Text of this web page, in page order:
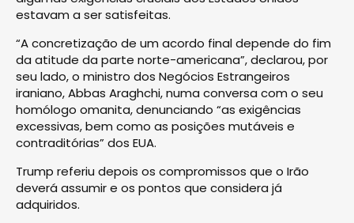
estavam a ser satisfeitas.
“A concretização de um acordo final depende do fim
da atitude da parte norte-americana”, declarou, por
seu lado, o ministro dos Negócios Estrangeiros
iraniano, Abbas Araghchi, numa conversa com o seu
homólogo omanita, denunciando “as exigências
excessivas, bem como as posições mutáveis e
contraditórias” dos EUA.
Trump referiu depois os compromissos que o Irão
deverá assumir e os pontos que considera já
adquiridos.